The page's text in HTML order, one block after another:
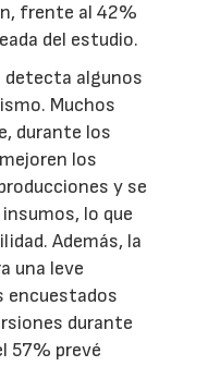
frente al 42%
del estudio.
algunos
Muchos
durante los
los
y se
lo que
Además, la
una leve
encuestados
durante
57% prevé